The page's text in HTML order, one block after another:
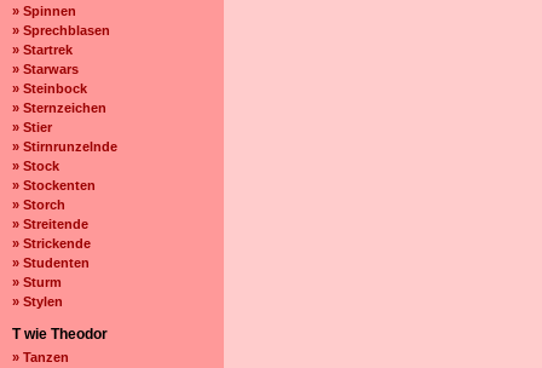
» Spinnen
» Sprechblasen
» Startrek
» Starwars
» Steinbock
» Sternzeichen
» Stier
» Stirnrunzelnde
» Stock
» Stockenten
» Storch
» Streitende
» Strickende
» Studenten
» Sturm
» Stylen
T wie Theodor
» Tanzen